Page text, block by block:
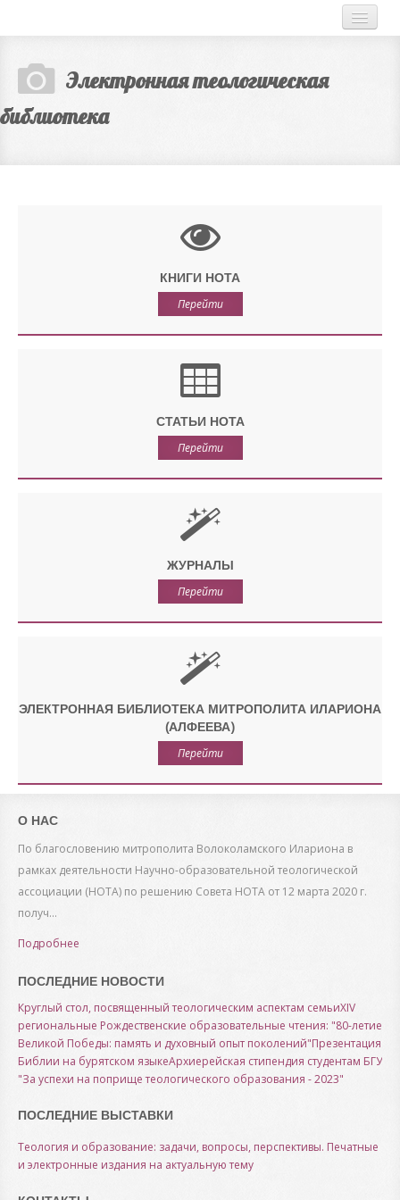
НОВОСТИ
Электронная теологическая
библиотека
КНИГИ НОТА
Перейти
СТАТЬИ НОТА
Перейти
ЖУРНАЛЫ
Перейти
ЭЛЕКТРОННАЯ БИБЛИОТЕКА МИТРОПОЛИТА ИЛАРИОНА
(АЛФЕЕВА)
Перейти
О НАС
По благословению митрополита Волоколамского Илариона в
рамках деятельности Научно-образовательной теологической
ассоциации (НОТА) по решению Совета НОТА от 12 марта 2020 г.
получ...
Подробнее
ПОСЛЕДНИЕ НОВОСТИ
Круглый стол, посвященный теологическим аспектам семьиXIV
региональные Рождественские образовательные чтения: "80-летие
Великой Победы: память и духовный опыт поколений"Презентация
Библии на бурятском языкеАрхиерейская стипендия студентам БГУ
"За успехи на поприще теологического образования - 2023"
ПОСЛЕДНИЕ ВЫСТАВКИ
Теология и образование: задачи, вопросы, перспективы. Печатные
и электронные издания на актуальную тему